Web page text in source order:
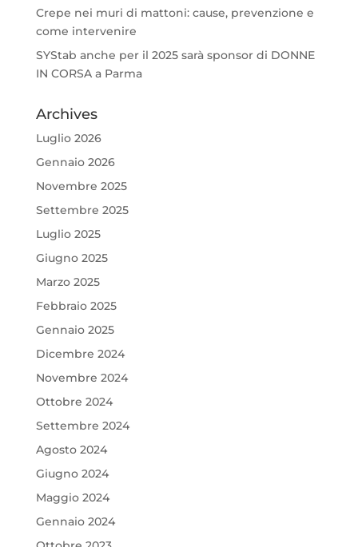
Crepe nei muri di mattoni: cause, prevenzione e
come intervenire
SYStab anche per il 2025 sarà sponsor di DONNE
IN CORSA a Parma
Archives
Luglio 2026
Gennaio 2026
Novembre 2025
Settembre 2025
Luglio 2025
Giugno 2025
Marzo 2025
Febbraio 2025
Gennaio 2025
Dicembre 2024
Novembre 2024
Ottobre 2024
Settembre 2024
Agosto 2024
Giugno 2024
Maggio 2024
Gennaio 2024